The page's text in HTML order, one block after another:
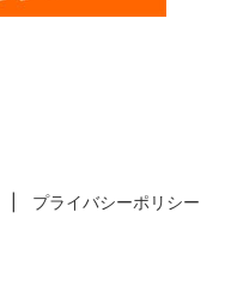
プライバシーポリシー